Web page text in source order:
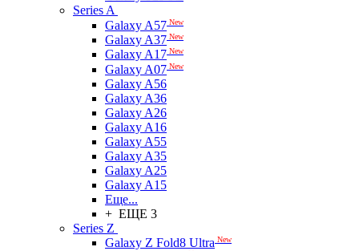
Series A
Galaxy A57 New
Galaxy A37 New
Galaxy A17 New
Galaxy A07 New
Galaxy A56
Galaxy A36
Galaxy A26
Galaxy A16
Galaxy A55
Galaxy A35
Galaxy A25
Galaxy A15
Еще...
+ ЕЩЕ 3
Series Z
Galaxy Z Fold8 Ultra New